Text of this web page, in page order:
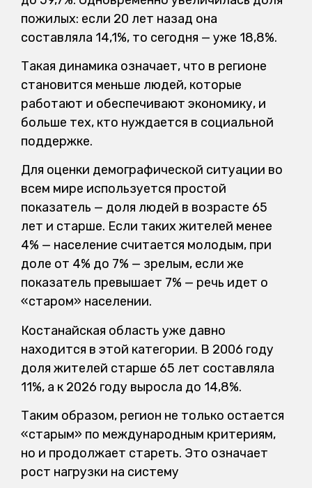
пожилых: если 20 лет назад она
составляла 14,1%, то сегодня — уже 18,8%.
Такая динамика означает, что в регионе
становится меньше людей, которые
работают и обеспечивают экономику, и
больше тех, кто нуждается в социальной
поддержке.
Для оценки демографической ситуации во
всем мире используется простой
показатель — доля людей в возрасте 65
лет и старше. Если таких жителей менее
4% — население считается молодым, при
доле от 4% до 7% — зрелым, если же
показатель превышает 7% — речь идет о
«старом» населении.
Костанайская область уже давно
находится в этой категории. В 2006 году
доля жителей старше 65 лет составляла
11%, а к 2026 году выросла до 14,8%.
Таким образом, регион не только остается
«старым» по международным критериям,
но и продолжает стареть. Это означает
рост нагрузки на систему